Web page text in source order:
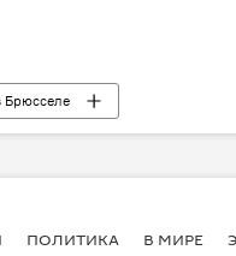
Брюсселе
ПОЛИТИКА В МИРЕ